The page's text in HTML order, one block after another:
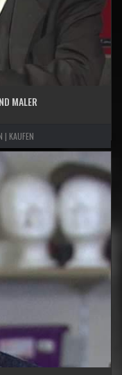
MALER
| KAUFEN